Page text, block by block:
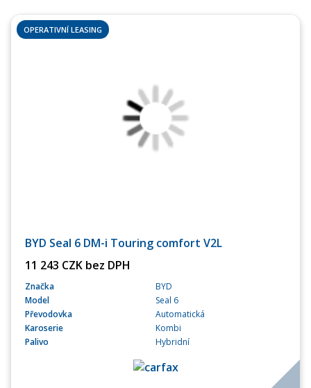
OPERATIVNÍ LEASING
BYD Seal 6 DM-i Touring comfort V2L
11 243 CZK bez DPH
Značka
BYD
Model
Seal 6
Převodovka
Automatická
Karoserie
Kombi
Palivo
Hybridní